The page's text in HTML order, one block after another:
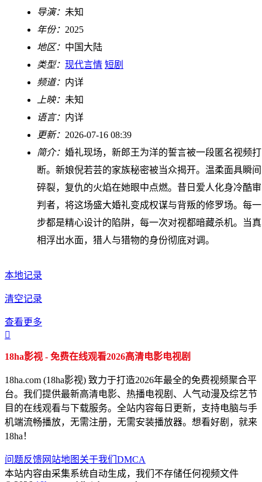
导演： 未知
年份： 2025
地区： 中国大陆
类型： 现代言情 短剧
频道： 内详
上映： 未知
语言： 内详
更新： 2026-07-16 08:39
简介： 婚礼现场，新郎王为洋的誓言被一段匿名视频打
断。新娘倪若芸的家族秘密被当众揭开。温柔面具瞬间
碎裂，复仇的火焰在她眼中点燃。昔日爱人化身冷酷审
判者，将这场盛大婚礼变成权谋与背叛的修罗场。每一
步都是精心设计的陷阱，每一次对视都暗藏杀机。当真
相浮出水面，猎人与猎物的身份彻底对调。
本地记录
清空记录
查看更多

18ha影视 - 免费在线观看2026高清电影电视剧
18ha.com (18ha影视) 致力于打造2026年最全的免费视频聚合平
台。我们提供最新高清电影、热播电视剧、人气动漫及综艺节
目的在线观看与下载服务。全站内容每日更新，支持电脑与手
机端流畅播放，无需注册，无需安装播放器。想看好剧，就来
18ha！
问题反馈网站地图 关于我们 DMCA
本站内容由采集系统自动生成，我们不存储任何视频文件